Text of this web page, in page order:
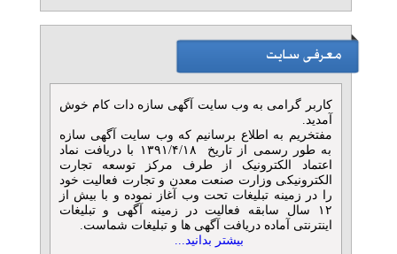
کاربر گرامی به وب سایت آگهی سازه دات کام خوش
آمدید.
مفتخریم به اطلاع برسانیم که وب سایت آگهی سازه
به طور رسمی از تاریخ ۱۳۹۱/۴/۱۸ با دریافت نماد
اعتماد الکترونیک از طرف مرکز توسعه تجارت
الکترونیکی وزارت صنعت معدن و تجارت فعالیت خود
را در زمینه تبلیغات تحت وب آغاز نموده و با بیش از
۱۲ سال سابقه فعالیت در زمینه آگهی و تبلیغات
اینترنتی آماده دریافت آگهی ها و تبلیغات شماست.
بیشتر بدانید...